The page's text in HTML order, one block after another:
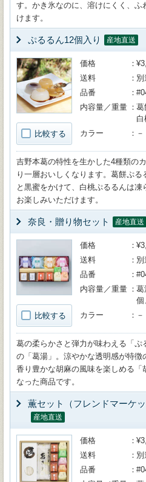
す。かき氷なのに、溶けにくく、
けます。
ぷるるん12個入り 産地直送
比較する
価格
送料
品番
内容量／重量
葛
白
カラー
－
吉野本葛の特性を生かした4種類の
り一層おいしくなります。葛餅ぷ
と黒蜜をかけて、白桃ぷるるんは
お楽しみいただけます。
奈良・贈り物セット 産地直送
比較する
価格
送料
品番
内容量／重量
葛
個
カラー
－
葛の柔らかさと弾力が味わえる「
の「葛湯」。涼やかな透明感が特徴
香り豊かな胡麻の風味を楽しめる「
なった商品です。
薫セット（フレンドマーケ
産地直送
価格
送料
品番